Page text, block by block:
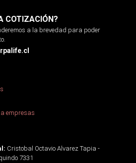
COTIZACIÓN?
a la brevedad para poder
empresas
Cristobal Octavio Alvarez Tapia -
7331